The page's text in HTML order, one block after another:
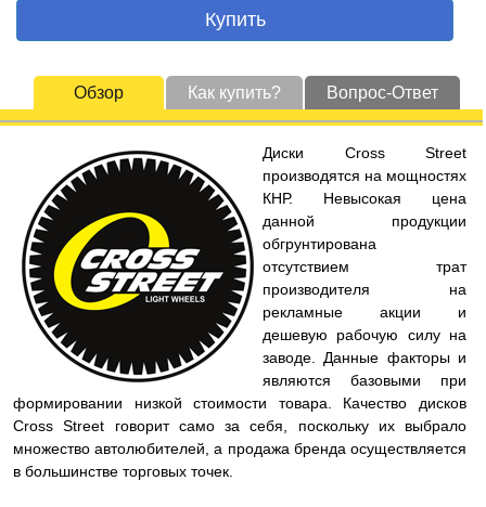
Купить
Обзор Как купить? Вопрос-Ответ
Диски Cross Street
производятся на мощностях
КНР. Невысокая цена
данной продукции
обгрунтирована
отсутствием трат
производителя на
рекламные акции и
дешевую рабочую силу на
заводе. Данные факторы и
являются базовыми при
формировании низкой стоимости товара. Качество дисков
Cross Street говорит само за себя, поскольку их выбрало
множество автолюбителей, а продажа бренда осуществляется
в большинстве торговых точек.